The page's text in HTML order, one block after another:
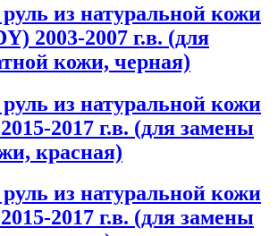
из натуральной кожи
2003-2007 г.в. (для
кожи, черная)
из натуральной кожи
2017 г.в. (для замены
красная)
из натуральной кожи
2017 г.в. (для замены